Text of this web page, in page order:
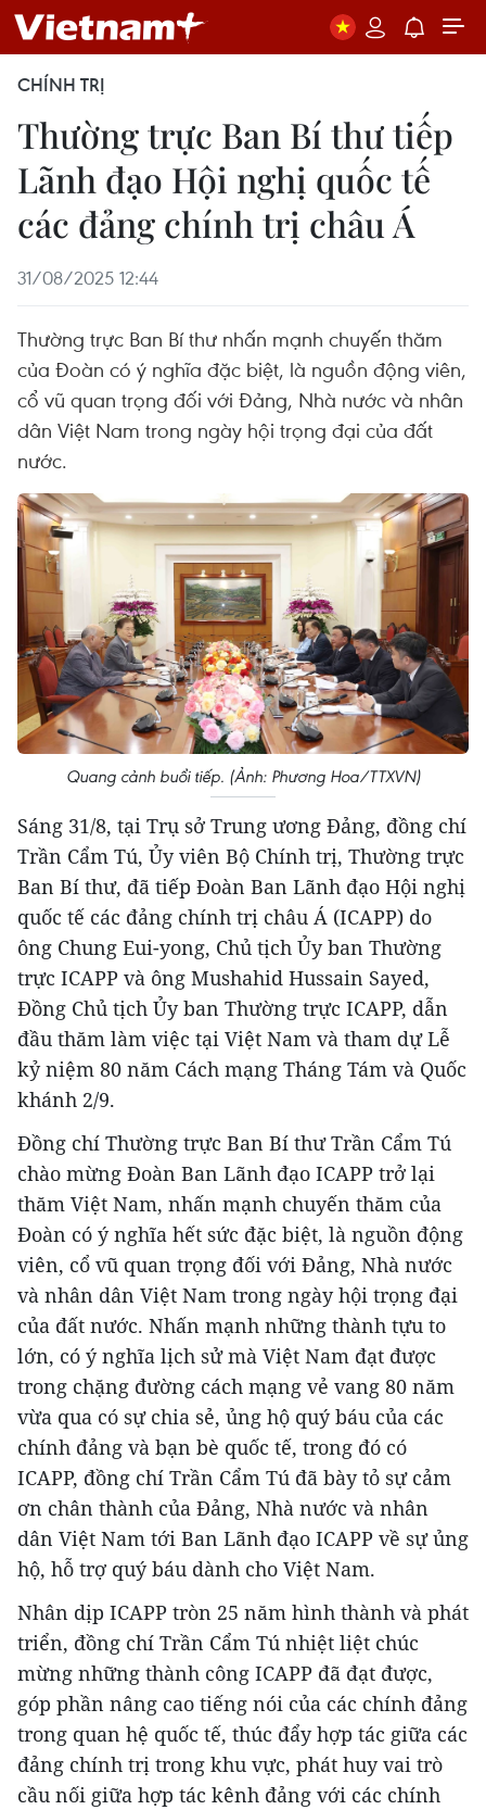
CHÍNH TRỊ
Thường trực Ban Bí thư tiếp
Lãnh đạo Hội nghị quốc tế
các đảng chính trị châu Á
31/08/2025 12:44
Thường trực Ban Bí thư nhấn mạnh chuyến thăm
của Đoàn có ý nghĩa đặc biệt, là nguồn động viên,
cổ vũ quan trọng đối với Đảng, Nhà nước và nhân
dân Việt Nam trong ngày hội trọng đại của đất
nước.
Quang cảnh buổi tiếp. (Ảnh: Phương Hoa/TTXVN)
Sáng 31/8, tại Trụ sở Trung ương Đảng, đồng chí
Trần Cẩm Tú, Ủy viên Bộ Chính trị, Thường trực
Ban Bí thư, đã tiếp Đoàn Ban Lãnh đạo Hội nghị
quốc tế các đảng chính trị châu Á (ICAPP) do
ông Chung Eui-yong, Chủ tịch Ủy ban Thường
trực ICAPP và ông Mushahid Hussain Sayed,
Đồng Chủ tịch Ủy ban Thường trực ICAPP, dẫn
đầu thăm làm việc tại Việt Nam và tham dự Lễ
kỷ niệm 80 năm Cách mạng Tháng Tám và Quốc
khánh 2/9.
Đồng chí Thường trực Ban Bí thư Trần Cẩm Tú
chào mừng Đoàn Ban Lãnh đạo ICAPP trở lại
thăm Việt Nam, nhấn mạnh chuyến thăm của
Đoàn có ý nghĩa hết sức đặc biệt, là nguồn động
viên, cổ vũ quan trọng đối với Đảng, Nhà nước
và nhân dân Việt Nam trong ngày hội trọng đại
của đất nước. Nhấn mạnh những thành tựu to
lớn, có ý nghĩa lịch sử mà Việt Nam đạt được
trong chặng đường cách mạng vẻ vang 80 năm
vừa qua có sự chia sẻ, ủng hộ quý báu của các
chính đảng và bạn bè quốc tế, trong đó có
ICAPP, đồng chí Trần Cẩm Tú đã bày tỏ sự cảm
ơn chân thành của Đảng, Nhà nước và nhân
dân Việt Nam tới Ban Lãnh đạo ICAPP về sự ủng
hộ, hỗ trợ quý báu dành cho Việt Nam.
Nhân dịp ICAPP tròn 25 năm hình thành và phát
triển, đồng chí Trần Cẩm Tú nhiệt liệt chúc
mừng những thành công ICAPP đã đạt được,
góp phần nâng cao tiếng nói của các chính đảng
trong quan hệ quốc tế, thúc đẩy hợp tác giữa các
đảng chính trị trong khu vực, phát huy vai trò
cầu nối giữa hợp tác kênh đảng với các chính